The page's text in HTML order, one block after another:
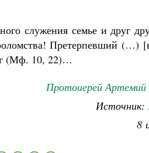
служения семье и друг
Претерпевший (…)
(Мф. 10, 22)…
Протоиерей Артемий
Источник:
8